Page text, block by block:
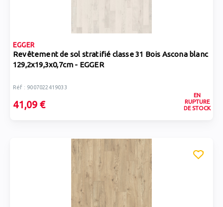
EGGER
Revêtement de sol stratifié classe 31 Bois Ascona blanc
129,2x19,3x0,7cm - EGGER
Réf : 9007022419033
41,09 €
EN
RUPTURE
DE STOCK